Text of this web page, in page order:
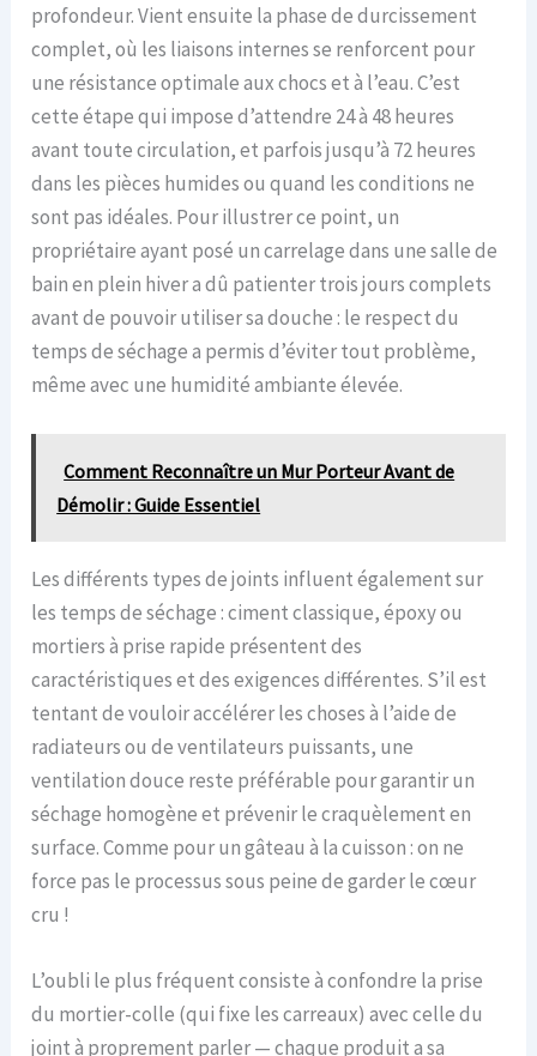
profondeur. Vient ensuite la phase de durcissement
complet, où les liaisons internes se renforcent pour
une résistance optimale aux chocs et à l’eau. C’est
cette étape qui impose d’attendre 24 à 48 heures
avant toute circulation, et parfois jusqu’à 72 heures
dans les pièces humides ou quand les conditions ne
sont pas idéales. Pour illustrer ce point, un
propriétaire ayant posé un carrelage dans une salle de
bain en plein hiver a dû patienter trois jours complets
avant de pouvoir utiliser sa douche : le respect du
temps de séchage a permis d’éviter tout problème,
même avec une humidité ambiante élevée.
Comment Reconnaître un Mur Porteur Avant de
Démolir : Guide Essentiel
Les différents types de joints influent également sur
les temps de séchage : ciment classique, époxy ou
mortiers à prise rapide présentent des
caractéristiques et des exigences différentes. S’il est
tentant de vouloir accélérer les choses à l’aide de
radiateurs ou de ventilateurs puissants, une
ventilation douce reste préférable pour garantir un
séchage homogène et prévenir le craquèlement en
surface. Comme pour un gâteau à la cuisson : on ne
force pas le processus sous peine de garder le cœur
cru !
L’oubli le plus fréquent consiste à confondre la prise
du mortier-colle (qui fixe les carreaux) avec celle du
joint à proprement parler — chaque produit a sa